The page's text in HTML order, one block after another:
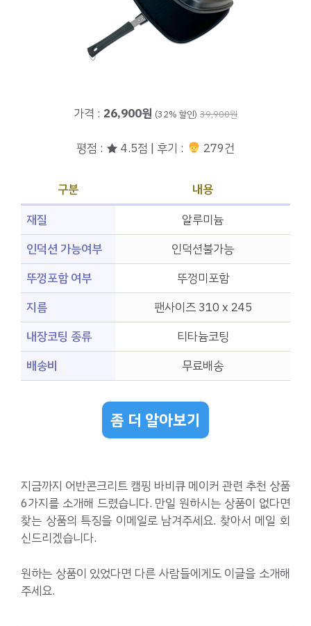
가격 : 26,900원 (32% 할인) 39,900원
평점 : ★ 4.5점 | 후기 : 279건
구분
내용
재질
알루미늄
인덕션 가능여부
인덕션불가능
뚜껑포함 여부
뚜껑미포함
지름
팬사이즈 310 x 245
내장코팅 종류
티타늄코팅
배송비
무료배송
좀 더 알아보기
지금까지 어반콘크리트 캠핑 바비큐 메이커 관련 추천 상품
6가지를 소개해 드렸습니다. 만일 원하시는 상품이 없다면
찾는 상품의 특징을 이메일로 남겨주세요. 찾아서 메일 회
신드리겠습니다.
원하는 상품이 있었다면 다른 사람들에게도 이글을 소개해
주세요.